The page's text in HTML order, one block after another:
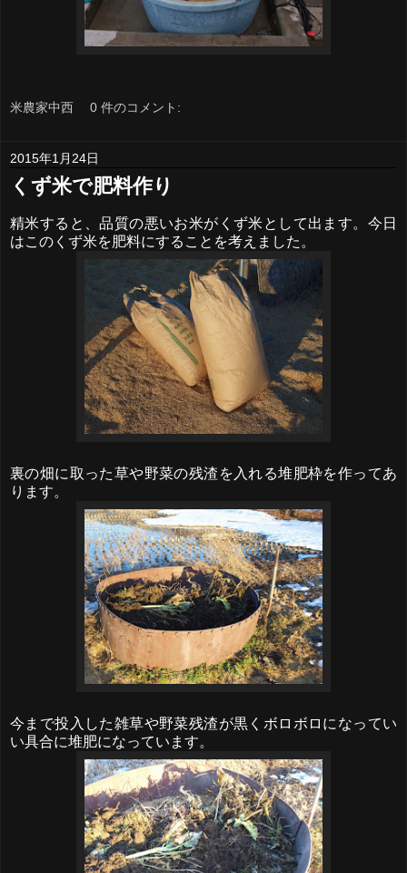
米農家中西 0 件のコメント:
2015年1月24日
くず米で肥料作り
精米すると、品質の悪いお米がくず米として出ます。今日
はこのくず米を肥料にすることを考えました。
裏の畑に取った草や野菜の残渣を入れる堆肥枠を作ってあ
ります。
今まで投入した雑草や野菜残渣が黒くボロボロになってい
い具合に堆肥になっています。